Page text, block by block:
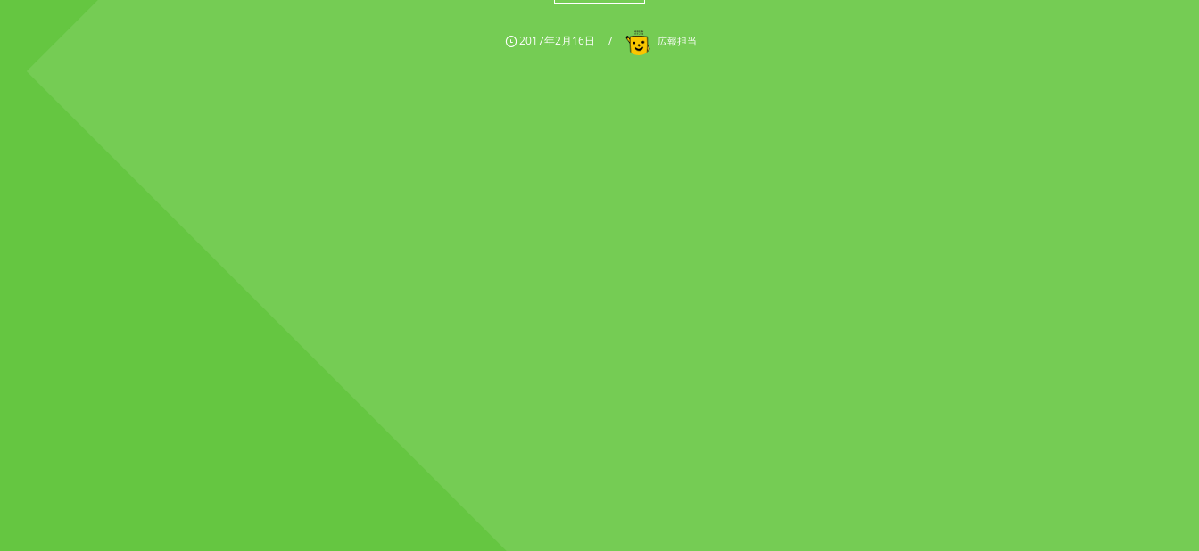
2017年2月16日 広報担当